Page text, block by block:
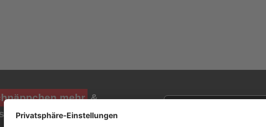
mehr &
kostenlosen Newsletter!
Newsletter E-Mail Adresse